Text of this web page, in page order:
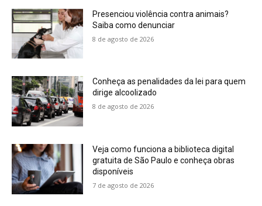
Presenciou violência contra animais?
Saiba como denunciar
8 de agosto de 2026
Conheça as penalidades da lei para quem
dirige alcoolizado
8 de agosto de 2026
Veja como funciona a biblioteca digital
gratuita de São Paulo e conheça obras
disponíveis
7 de agosto de 2026